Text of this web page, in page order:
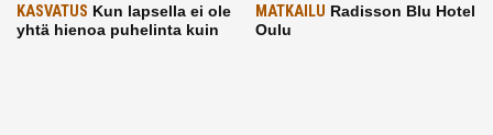
KASVATUS Kun lapsella ei ole
yhtä hienoa puhelinta kuin
MATKAILU Radisson Blu Hotel
Oulu